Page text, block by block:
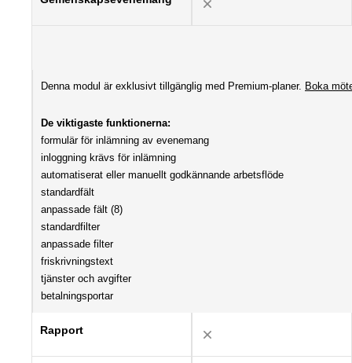
Denna modul är exklusivt tillgänglig med Premium-planer. Boka
De viktigaste funktionerna:
formulär för inlämning av evenemang
inloggning krävs för inlämning
automatiserat eller manuellt godkännande arbetsflöde
standardfält
anpassade fält (8)
standardfilter
anpassade filter
friskrivningstext
tjänster och avgifter
betalningsportar
Rapport